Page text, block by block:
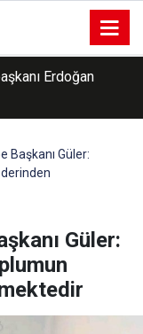
Erdoğan
hapis cezası
Başkanı Güler:
Güler: